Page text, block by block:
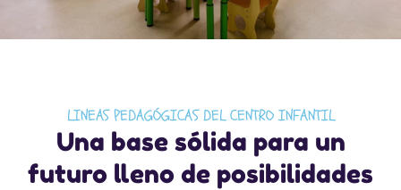
LINEAS PEDAGÓGICAS DEL CENTRO INFANTIL
Una base sólida para un
futuro lleno de posibilidades